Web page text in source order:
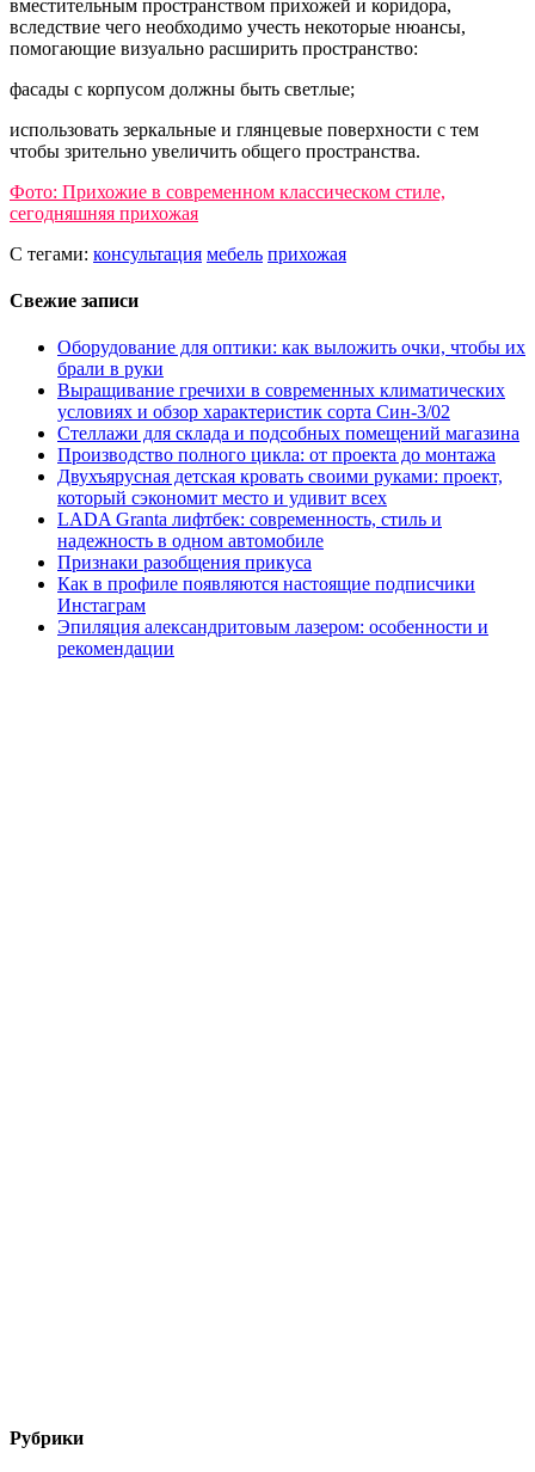
вместительным пространством прихожей и коридора,
вследствие чего необходимо учесть некоторые нюансы,
помогающие визуально расширить пространство:
фасады с корпусом должны быть светлые;
использовать зеркальные и глянцевые поверхности с тем
чтобы зрительно увеличить общего пространства.
Фото: Прихожие в современном классическом стиле,
сегодняшняя прихожая
С тегами: консультация мебель прихожая
Свежие записи
Оборудование для оптики: как выложить очки, чтобы их
брали в руки
Выращивание гречихи в современных климатических
условиях и обзор характеристик сорта Син-3/02
Стеллажи для склада и подсобных помещений магазина
Производство полного цикла: от проекта до монтажа
Двухъярусная детская кровать своими руками: проект,
который сэкономит место и удивит всех
LADA Granta лифтбек: современность, стиль и
надежность в одном автомобиле
Признаки разобщения прикуса
Как в профиле появляются настоящие подписчики
Инстаграм
Эпиляция александритовым лазером: особенности и
рекомендации
Рубрики